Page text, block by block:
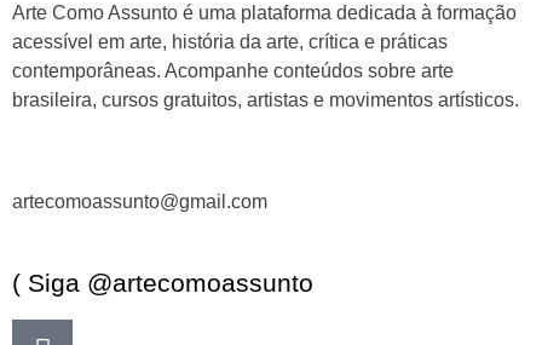
Arte Como Assunto é uma plataforma dedicada à formação
acessível em arte, história da arte, crítica e práticas
contemporâneas. Acompanhe conteúdos sobre arte
brasileira, cursos gratuitos, artistas e movimentos artísticos.
artecomoassunto@gmail.com
( Siga @artecomoassunto